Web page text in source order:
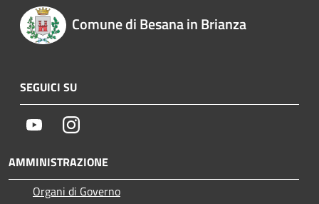
Comune di Besana in Brianza
SEGUICI SU
YoutubeInstagram
AMMINISTRAZIONE
Organi di Governo